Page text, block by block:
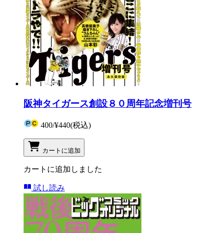
阪神タイガース創設８０周年記念増刊号
400/¥440(税込)
カートに追加
カートに追加しました
試し読み